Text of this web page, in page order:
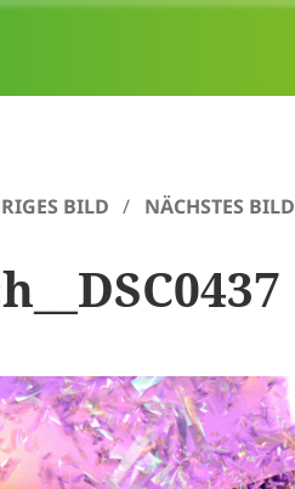
BILD NÄCHSTES BILD